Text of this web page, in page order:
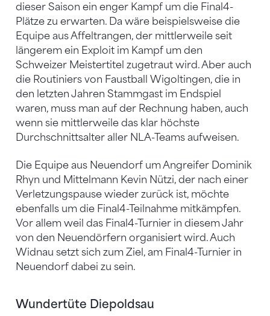
dieser Saison ein enger Kampf um die Final4-
Plätze zu erwarten. Da wäre beispielsweise die
Equipe aus Affeltrangen, der mittlerweile seit
längerem ein Exploit im Kampf um den
Schweizer Meistertitel zugetraut wird. Aber auch
die Routiniers von Faustball Wigoltingen, die in
den letzten Jahren Stammgast im Endspiel
waren, muss man auf der Rechnung haben, auch
wenn sie mittlerweile das klar höchste
Durchschnittsalter aller NLA-Teams aufweisen.
Die Equipe aus Neuendorf um Angreifer Dominik
Rhyn und Mittelmann Kevin Nützi, der nach einer
Verletzungspause wieder zurück ist, möchte
ebenfalls um die Final4-Teilnahme mitkämpfen.
Vor allem weil das Final4-Turnier in diesem Jahr
von den Neuendörfern organisiert wird. Auch
Widnau setzt sich zum Ziel, am Final4-Turnier in
Neuendorf dabei zu sein.
Wundertüte Diepoldsau